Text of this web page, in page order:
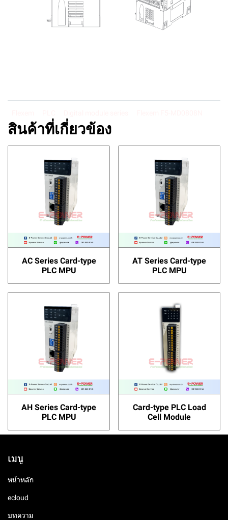
สินค้าที่เกี่ยวข้อง
AC Series Card-type
PLC MPU
AT Series Card-type
PLC MPU
AH Series Card-type
PLC MPU
Card-type PLC Load
Cell Module
เมนู
หน้าหลัก
ecloud
บทความ